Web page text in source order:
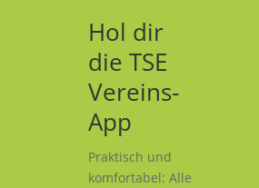
Hol dir
die TSE
Vereins-
App
Praktisch und
komfortabel: Alle